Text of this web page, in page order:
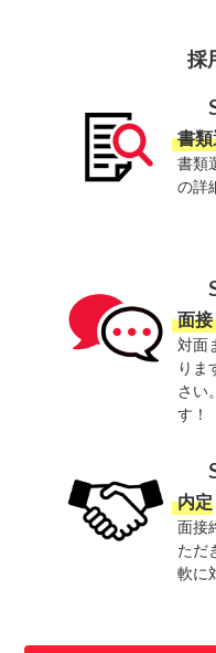
採
書
書類
の詳
面
対面
りま
さい
す！
内定
面接
ただ
軟に